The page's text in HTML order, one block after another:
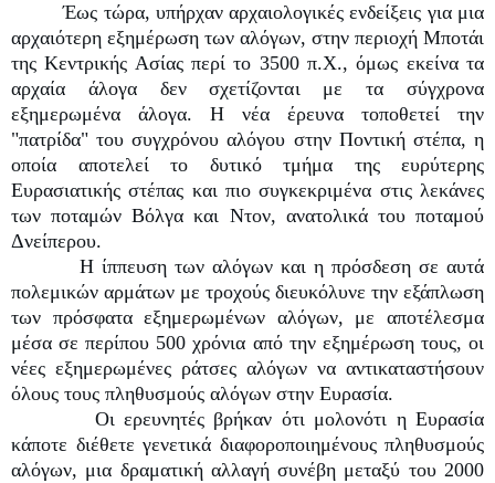
Έως τώρα, υπήρχαν αρχαιολογικές ενδείξεις για μια
αρχαιότερη εξημέρωση των αλόγων, στην περιοχή Μποτάι
της Κεντρικής Ασίας περί το 3500 π.Χ., όμως εκείνα τα
αρχαία άλογα δεν σχετίζονται με τα σύγχρονα
εξημερωμένα άλογα. Η νέα έρευνα τοποθετεί την
"πατρίδα" του συγχρόνου αλόγου στην Ποντική στέπα, η
οποία αποτελεί το δυτικό τμήμα της ευρύτερης
Ευρασιατικής στέπας και πιο συγκεκριμένα στις λεκάνες
των ποταμών Βόλγα και Ντον, ανατολικά του ποταμού
Δνείπερου.
Η ίππευση των αλόγων και η πρόσδεση σε αυτά
πολεμικών αρμάτων με τροχούς διευκόλυνε την εξάπλωση
των πρόσφατα εξημερωμένων αλόγων, με αποτέλεσμα
μέσα σε περίπου 500 χρόνια από την εξημέρωση τους, οι
νέες εξημερωμένες ράτσες αλόγων να αντικαταστήσουν
όλους τους πληθυσμούς αλόγων στην Ευρασία.
Οι ερευνητές βρήκαν ότι μολονότι η Ευρασία
κάποτε διέθετε γενετικά διαφοροποιημένους πληθυσμούς
αλόγων, μια δραματική αλλαγή συνέβη μεταξύ του 2000